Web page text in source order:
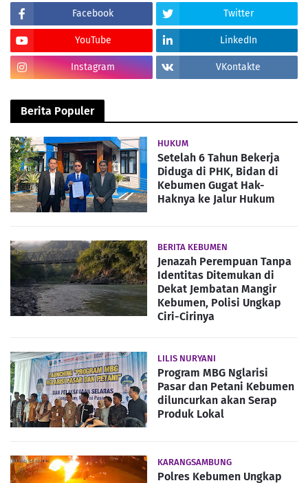
Facebook Twitter
YouTube LinkedIn
Instagram VKontakte
Berita Populer
HUKUM
Setelah 6 Tahun Bekerja
Diduga di PHK, Bidan di
Kebumen Gugat Hak-
Haknya ke Jalur Hukum
BERITA KEBUMEN
Jenazah Perempuan Tanpa
Identitas Ditemukan di
Dekat Jembatan Mangir
Kebumen, Polisi Ungkap
Ciri-Cirinya
LILIS NURYANI
Program MBG Nglarisi
Pasar dan Petani Kebumen
diluncurkan akan Serap
Produk Lokal
KARANGSAMBUNG
Polres Kebumen Ungkap